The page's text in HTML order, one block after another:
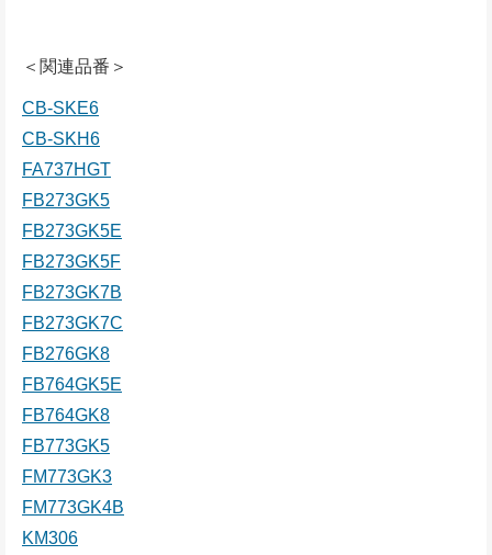
＜関連品番＞
CB-SKE6
CB-SKH6
FA737HGT
FB273GK5
FB273GK5E
FB273GK5F
FB273GK7B
FB273GK7C
FB276GK8
FB764GK5E
FB764GK8
FB773GK5
FM773GK3
FM773GK4B
KM306